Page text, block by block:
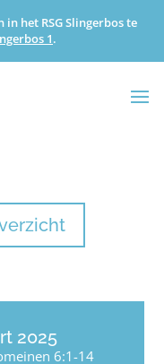
het RSG Slingerbos te
1.
2025
6:1-14